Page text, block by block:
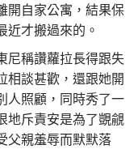
開自家公寓，結果保
近才搬過來的。
尼稱讚蘿拉長得跟失
相談甚歡，還跟她開
人照顧，同時秀了一
地斥責安是為了覬覦
父親羞辱而默默落